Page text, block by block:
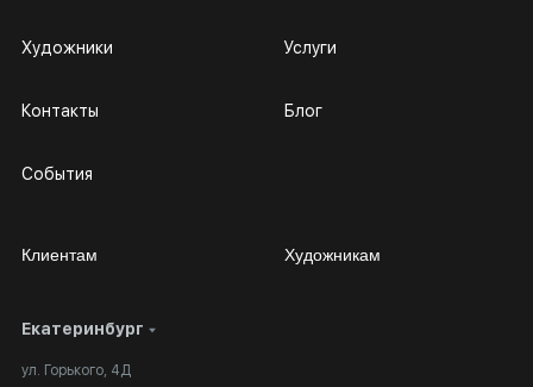
Екатеринбург
ул. Горького, 4Д
Художники
Контакты
События
Услуги
Блог
Клиентам
Личный кабинет
Вопросы и ответы
Художникам
Сотрудничество
Выставка в галерее